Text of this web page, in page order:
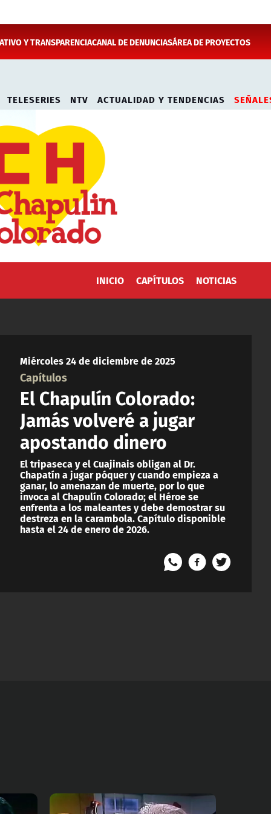
Y TRANSPARENCIACANAL DE DENUNCIASÁREA DE PROYECTOS
TELESERIES NTV ACTUALIDAD Y TENDENCIAS
INICIO CAPÍTULOS NOTICIAS
Miércoles 24 de diciembre de 2025
Capítulos
El Chapulín Colorado:
Jamás volveré a jugar
apostando dinero
El tripaseca y el Cuajinais obligan al Dr.
Chapatín a jugar póquer y cuando empieza a
ganar, lo amenazan de muerte, por lo que
invoca al Chapulín Colorado; el Héroe se
enfrenta a los maleantes y debe demostrar su
destreza en la carambola. Capítulo disponible
hasta el 24 de enero de 2026.